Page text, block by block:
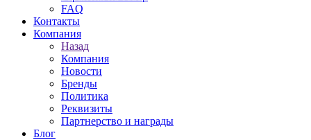
FAQ
Контакты
Компания
Назад
Компания
Новости
Бренды
Политика
Реквизиты
Партнерство и награды
Блог